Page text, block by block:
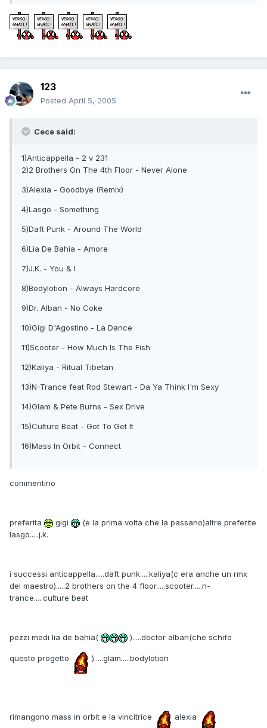
123
Posted April 5, 2005
Cece said:
1)Anticappella - 2 v 231
2)2 Brothers On The 4th Floor - Never Alone
3)Alexia - Goodbye (Remix)
4)Lasgo - Something
5)Daft Punk - Around The World
6)Lia De Bahia - Amore
7)J.K. - You & I
8)Bodylotion - Always Hardcore
9)Dr. Alban - No Coke
10)Gigi D'Agostino - La Dance
11)Scooter - How Much Is The Fish
12)Kaliya - Ritual Tibetan
13)N-Trance feat Rod Stewart - Da Ya Think I'm Sexy
14)Glam & Pete Burns - Sex Drive
15)Culture Beat - Got To Get It
16)Mass In Orbit - Connect
commentino
preferita gigi
(e la prima volta che la passano)altre preferite
lasgo.....j.k.
i successi anticappella.....daft punk.....kaliya(c era anche un rmx
del maestro).....2 brothers on the 4 floor.....scooter.....n-
trance.....culture beat
pezzi medi lia de bahia( ).....doctor alban(che schifo
questo progetto ).....glam.....bodylotion
rimangono mass in orbit e la vincitrice alexia